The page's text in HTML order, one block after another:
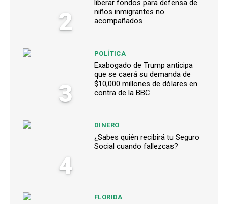
2
liberar fondos para defensa de
niños inmigrantes no
acompañados
3
POLÍTICA
Exabogado de Trump anticipa
que se caerá su demanda de
$10,000 millones de dólares en
contra de la BBC
4
DINERO
¿Sabes quién recibirá tu Seguro
Social cuando fallezcas?
FLORIDA